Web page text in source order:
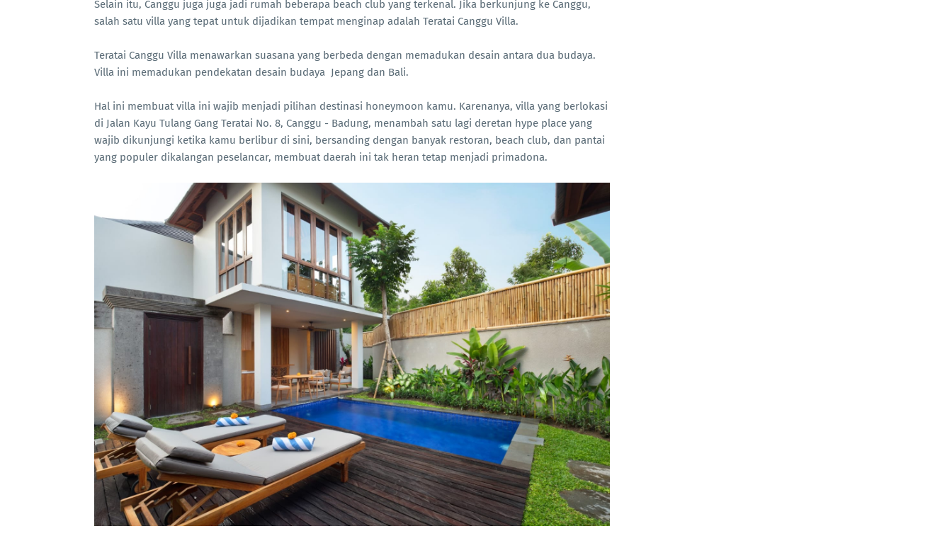
Selain itu, Canggu juga juga jadi rumah beberapa beach club yang terkenal. Jika berkunjung ke Canggu,
salah satu villa yang tepat untuk dijadikan tempat menginap adalah Teratai Canggu Villa.
Teratai Canggu Villa menawarkan suasana yang berbeda dengan memadukan desain antara dua budaya.
Villa ini memadukan pendekatan desain budaya Jepang dan Bali.
Hal ini membuat villa ini wajib menjadi pilihan destinasi honeymoon kamu. Karenanya, villa yang berlokasi
di Jalan Kayu Tulang Gang Teratai No. 8, Canggu - Badung, menambah satu lagi deretan hype place yang
wajib dikunjungi ketika kamu berlibur di sini, bersanding dengan banyak restoran, beach club, dan pantai
yang populer dikalangan peselancar, membuat daerah ini tak heran tetap menjadi primadona.